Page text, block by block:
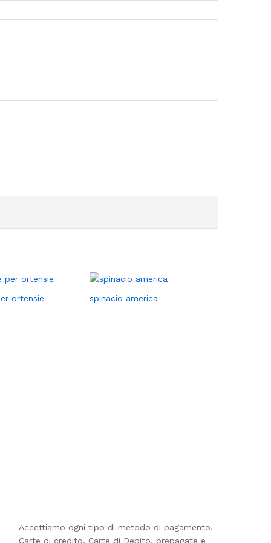
ortensie spinacio america
Accettiamo ogni tipo di metodo di pagamento.
Carte di credito, Carte di Debito, prepagate e